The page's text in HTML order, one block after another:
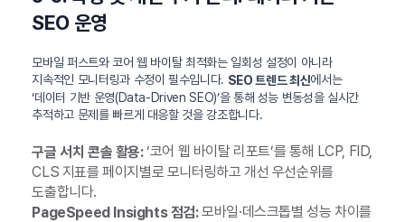
SEO 운영
모바일 퍼스트와 코어 웹 바이탈 최적화는 일회성 설정이 아니라
지속적인 모니터링과 수정이 필수입니다. SEO 트렌드 최신에서는
‘데이터 기반 운영(Data-Driven SEO)’을 통해 성능 변동성을 실시간
추적하고 문제를 빠르게 대응할 것을 강조합니다.
구글 서치 콘솔 활용:‘코어 웹 바이탈 리포트’를 통해 LCP, FID,
CLS 지표를 페이지별로 모니터링하고 개선 우선순위를
도출합니다.
PageSpeed Insights 점검:모바일·데스크톱별 성능 차이를